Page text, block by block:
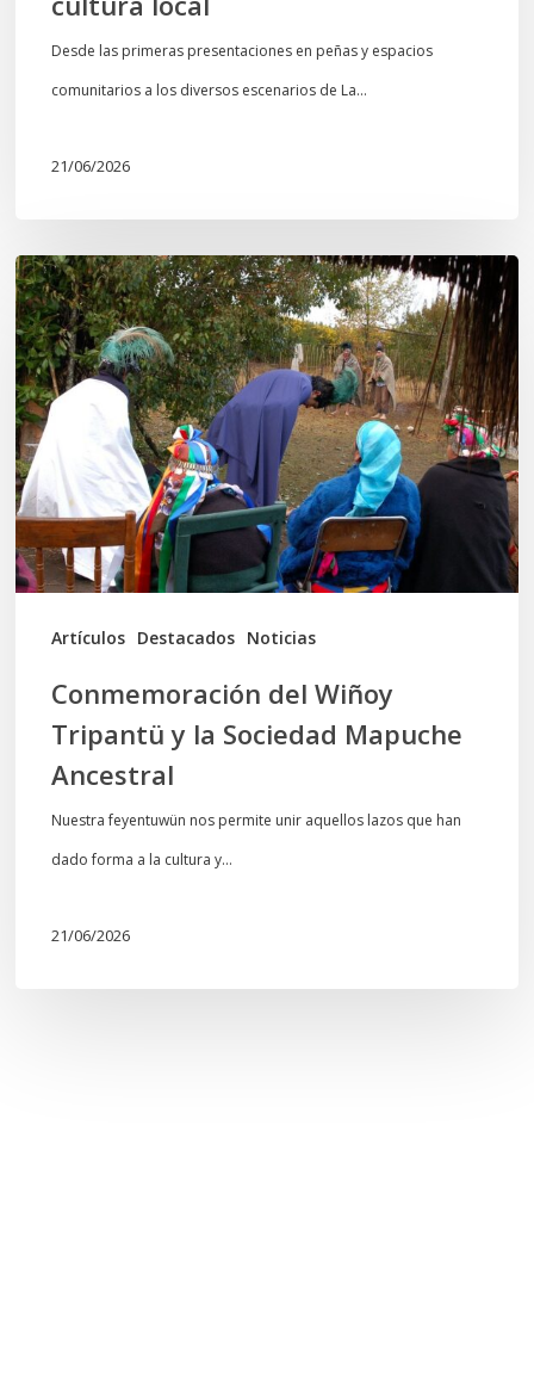
Desde las primeras presentaciones en peñas y espacios
comunitarios a los diversos escenarios de La…
21/06/2026
Artículos Destacados Noticias
Conmemoración
del
Wiñoy
Tripantü
y
la
Sociedad
Mapuche
Ancestral
Conmemoración del Wiñoy
Tripantü y la Sociedad Mapuche
Ancestral
Nuestra feyentuwün nos permite unir aquellos lazos que han
dado forma a la cultura y…
21/06/2026